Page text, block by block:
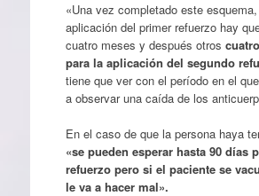
«Una vez completado este
aplicación del primer refuerzo hay
cuatro meses y después otros
para la aplicación del segundo
tiene que ver con el período en el
a observar una caída de los
En el caso de que la persona haya
«se pueden esperar hasta 90 días
refuerzo pero si el paciente se
le va a hacer mal».